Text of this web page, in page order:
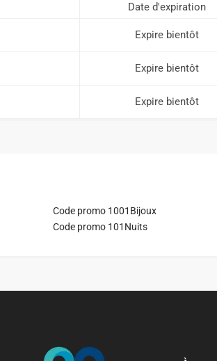
Date d'expiration
Expire bientôt
Expire bientôt
Expire bientôt
Code promo 1001Bijoux
Code promo 101Nuits